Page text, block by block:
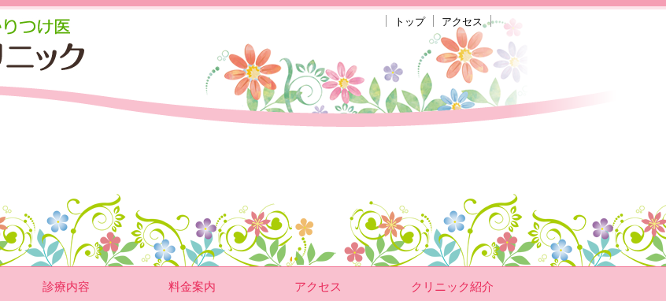
トップ アクセス
診療内容 料金案内 アクセス クリニック紹介